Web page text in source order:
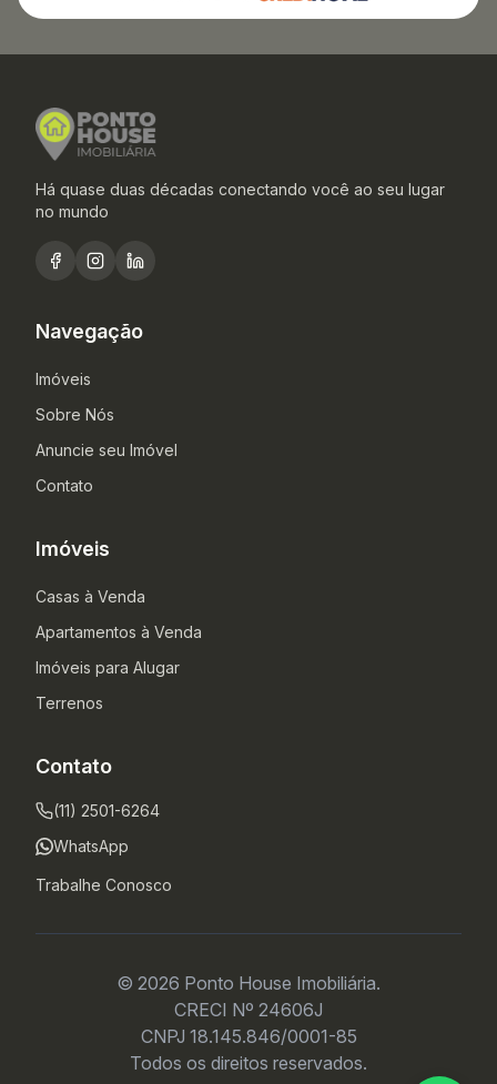
Há quase duas décadas conectando você ao seu lugar
no mundo
Navegação
Imóveis
Sobre Nós
Anuncie seu Imóvel
Contato
Imóveis
Casas à Venda
Apartamentos à Venda
Imóveis para Alugar
Terrenos
Contato
(11) 2501-6264
WhatsApp
Trabalhe Conosco
© 2026 Ponto House Imobiliária.
CRECI Nº 24606J
CNPJ 18.145.846/0001-85
Todos os direitos reservados.